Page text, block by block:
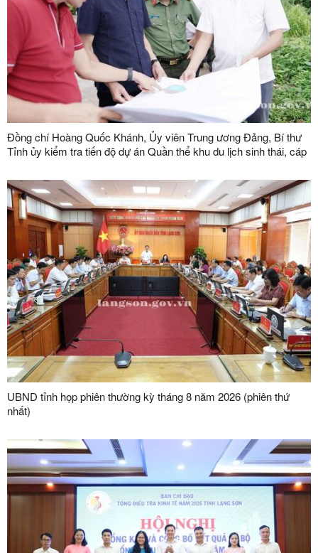
Đồng chí Hoàng Quốc Khánh, Ủy viên Trung ương Đảng, Bí thư
Tỉnh ủy kiểm tra tiến độ dự án Quần thể khu du lịch sinh thái, cáp
UBND tỉnh họp phiên thường kỳ tháng 8 năm 2026 (phiên thứ
nhất)